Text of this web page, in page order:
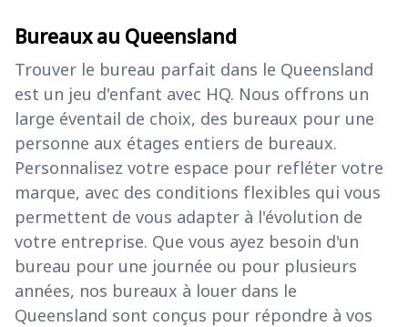
Bureaux au Queensland
Trouver le bureau parfait dans le Queensland
est un jeu d'enfant avec HQ. Nous offrons un
large éventail de choix, des bureaux pour une
personne aux étages entiers de bureaux.
Personnalisez votre espace pour refléter votre
marque, avec des conditions flexibles qui vous
permettent de vous adapter à l'évolution de
votre entreprise. Que vous ayez besoin d'un
bureau pour une journée ou pour plusieurs
années, nos bureaux à louer dans le
Queensland sont conçus pour répondre à vos